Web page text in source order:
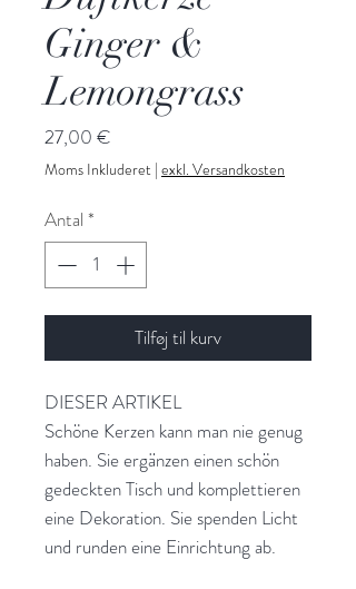
Ginger &
Lemongrass
27,00 €
Moms Inkluderet | exkl. Versandkosten
Antal *
Tilføj til kurv
DIESER ARTIKEL
Schöne Kerzen kann man nie genug
haben. Sie ergänzen einen schön
gedeckten Tisch und komplettieren
eine Dekoration. Sie spenden Licht
und runden eine Einrichtung ab.